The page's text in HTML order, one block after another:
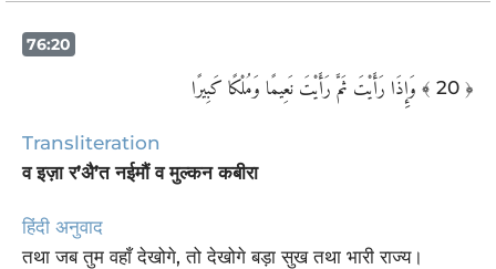
76:20
﴾ 20 ﴿
Transliteration
व इज़ा र’अै’त नईमौं व मुल्कन कबीरा
हिंदी अनुवाद
तथा जब तुम वहाँ देखोगे, तो देखोगे बड़ा सुख तथा भारी राज्य।